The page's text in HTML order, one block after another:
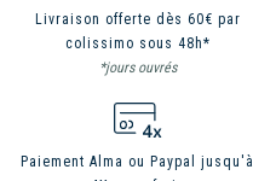
Livraison offerte dès 60€ par
colissimo sous 48h*
*jours ouvrés
Paiement Alma ou Paypal jusqu'à